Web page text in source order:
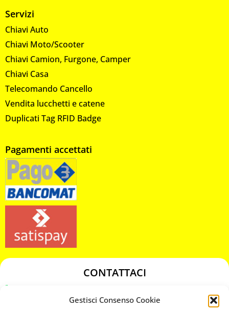
Gestisci Consenso Cookie
Servizi
Chiavi Auto
Chiavi Moto/Scooter
Chiavi Camion, Furgone, Camper
Chiavi Casa
Telecomando Cancello
Vendita lucchetti e catene
Duplicati Tag RFID Badge
Pagamenti accettati
CONTATTACI